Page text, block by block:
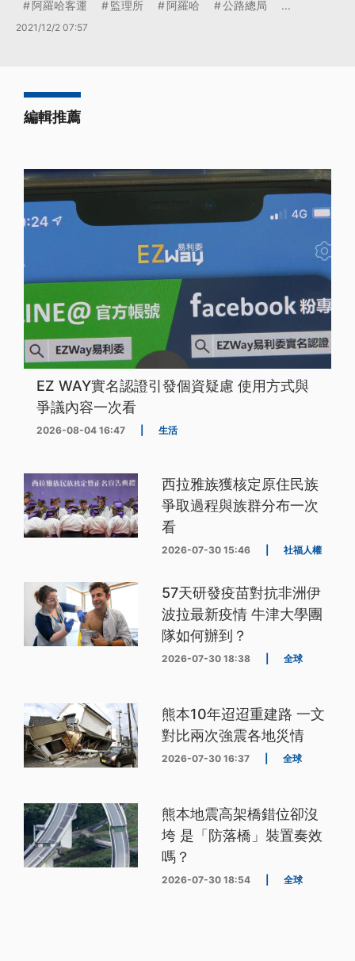
阿羅哈客運 監理所 阿羅哈 公路總局 ...
2021/12/2 07:57
編輯推薦
EZ WAY實名認證引發個資疑慮 使用方式與
爭議內容一次看
2026-08-04 16:47 生活
西拉雅族獲核定原住民族
爭取過程與族群分布一次
看
2026-07-30 15:46 社福人權
57天研發疫苗對抗非洲伊
波拉最新疫情 牛津大學團
隊如何辦到？
2026-07-30 18:38 全球
熊本10年迢迢重建路 一文
對比兩次強震各地災情
2026-07-30 16:37 全球
熊本地震高架橋錯位卻沒
垮 是「防落橋」裝置奏效
嗎？
2026-07-30 18:54 全球